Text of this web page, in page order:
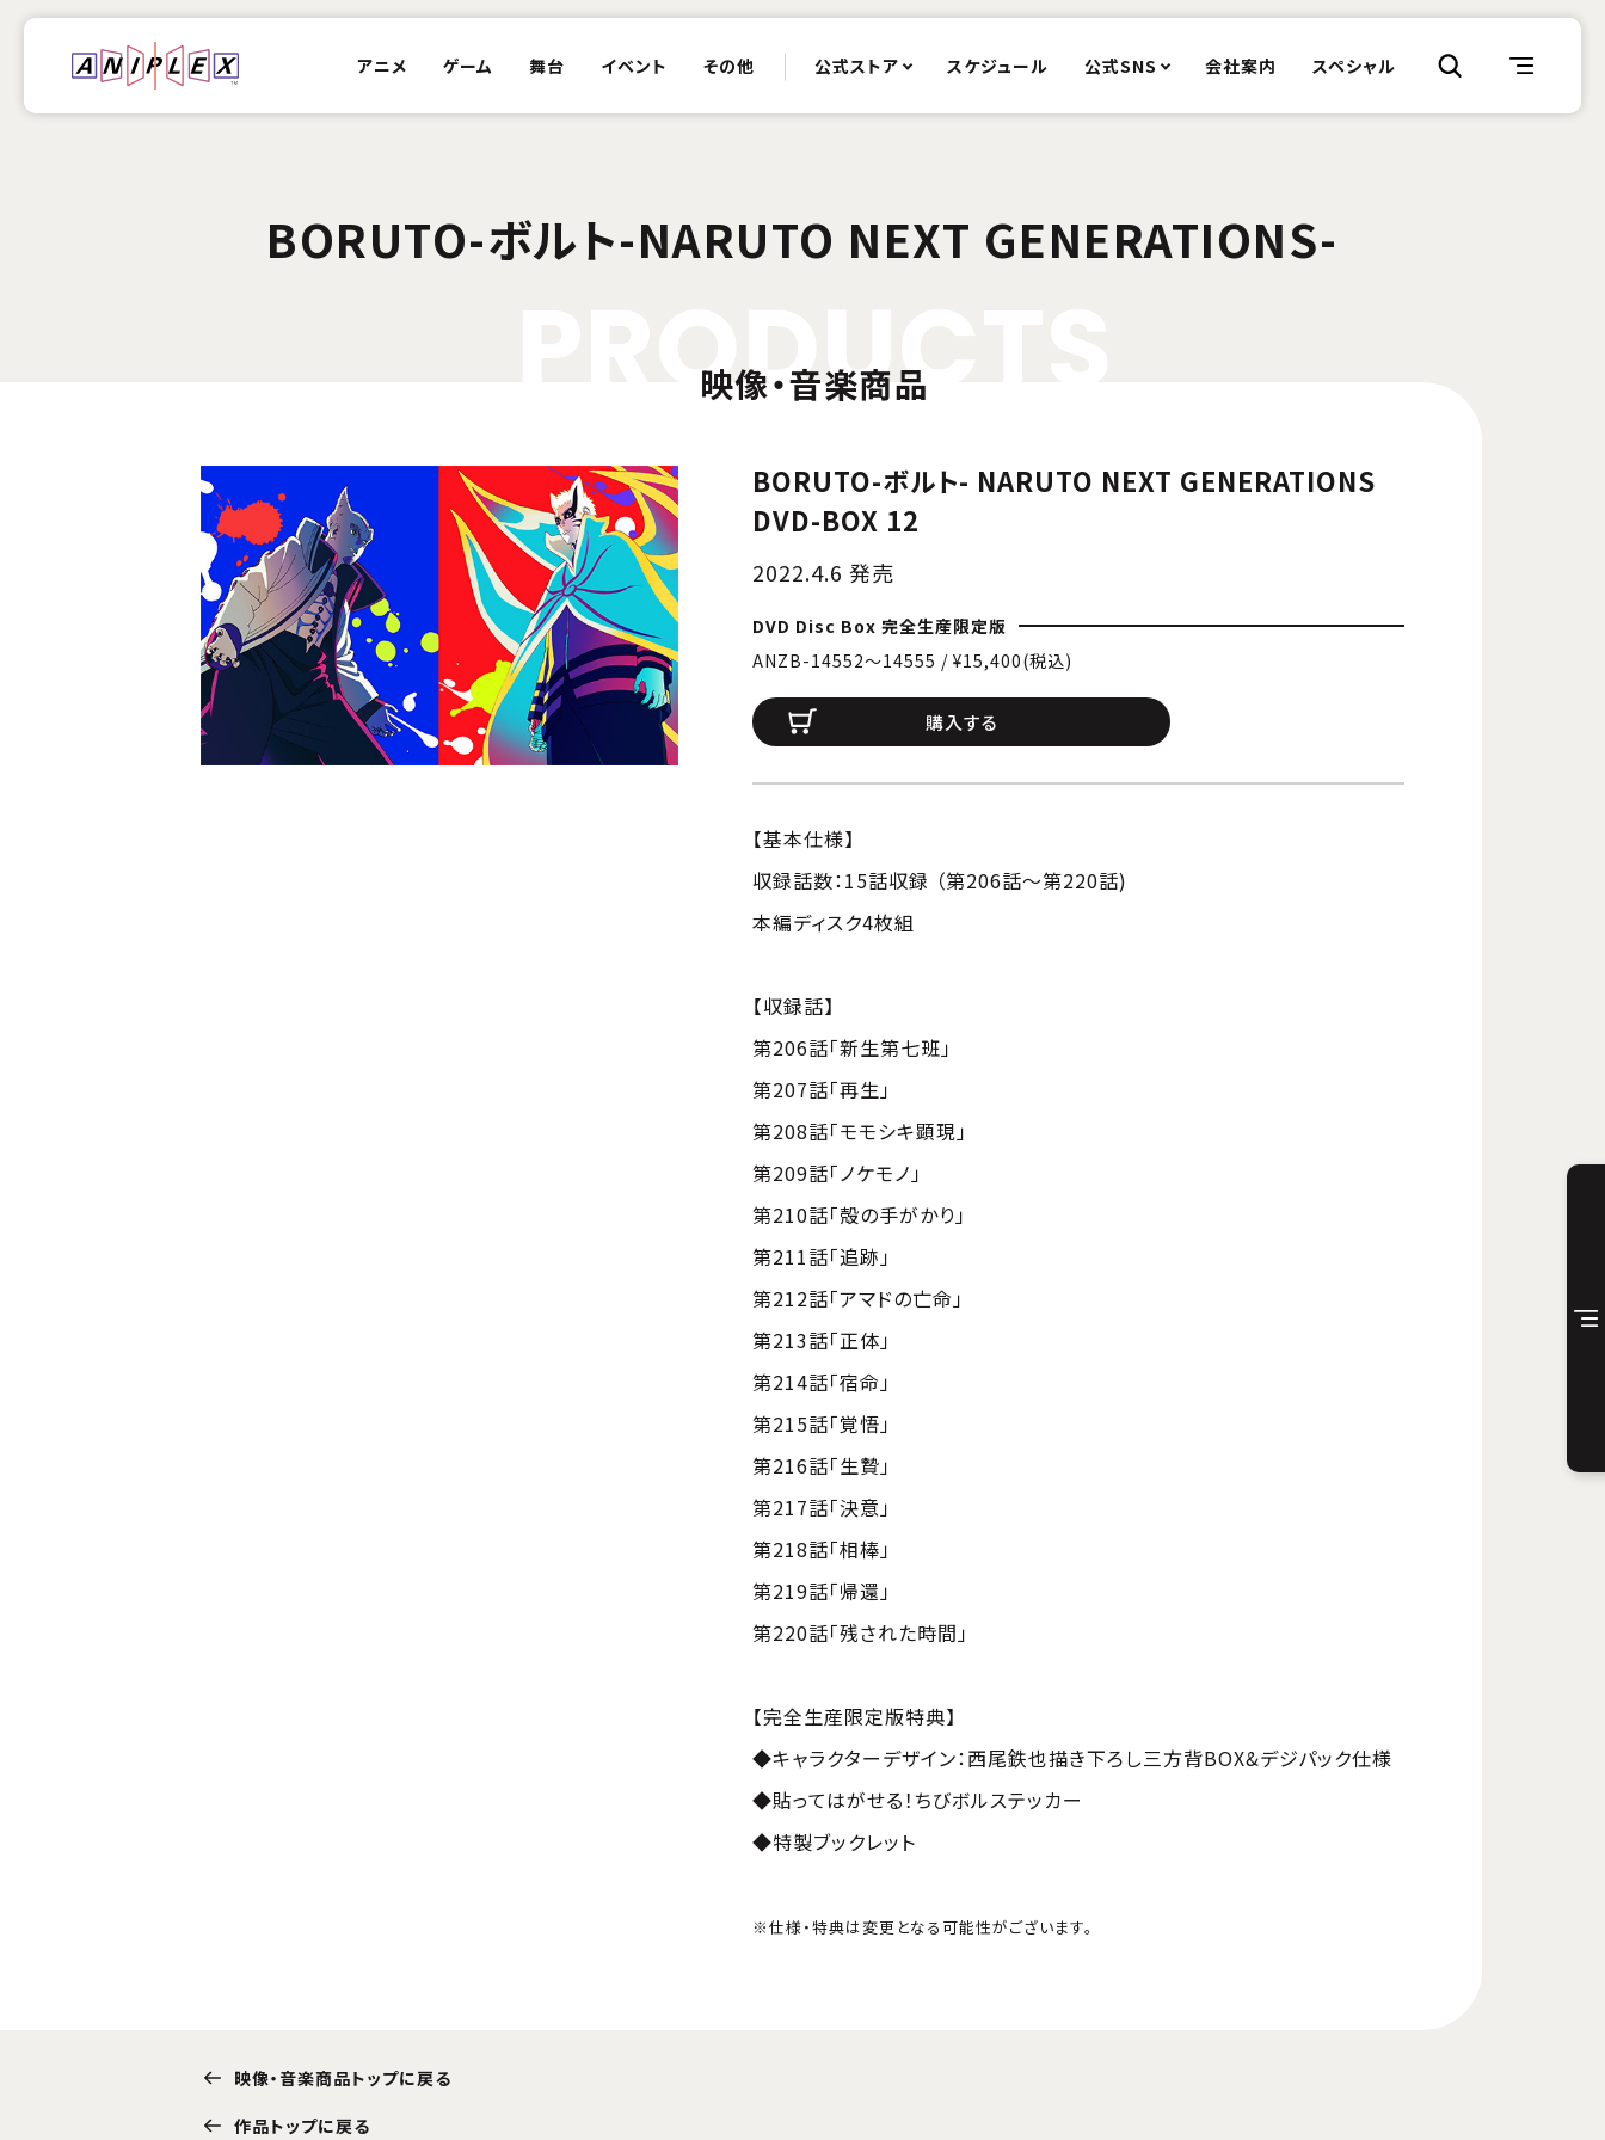
アニメ ゲーム 舞台 イベント その他 公式ストア スケジュール 公式SNS 会社案内 スペシャル
BORUTO-ボルト-NARUTO NEXT GENERATIONS-
ODUC
映像・音楽商品
BORUTO-ボルト- NARUTO NEXT GENERATIONS
DVD-BOX 12
2022.4.6 発売
DVD Disc Box 完全生産限定版
ANZB-14552〜14555 / ¥15,400(税込)
購入する
【基本仕様】
収録話数：15話収録 （第206話～第220話)
本編ディスク4枚組
【収録話】
第206話「新生第七班」
第207話「再生」
第208話「モモシキ顕現」
第209話「ノケモノ」
第210話「殻の手がかり」
第211話「追跡」
第212話「アマドの亡命」
第213話「正体」
第214話「宿命」
第215話「覚悟」
第216話「生贄」
第217話「決意」
第218話「相棒」
第219話「帰還」
第220話「残された時間」
【完全生産限定版特典】
◆キャラクターデザイン：西尾鉄也描き下ろし三方背BOX&デジパック仕様
◆貼ってはがせる！ちびボルステッカー
◆特製ブックレット
※仕様・特典は変更となる可能性がございます。
映像・音楽商品トップに戻る
作品トップに戻る